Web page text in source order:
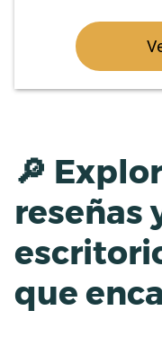
🔎
reseñas
que